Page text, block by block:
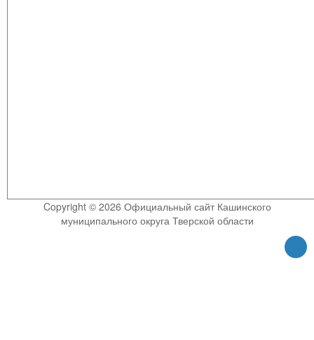
Copyright © 2026 Официальный сайт Кашинского
муниципального округа Тверской области